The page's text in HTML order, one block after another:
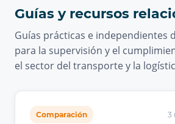
Guías y recursos
Guías prácticas e independientes
para la supervisión y el
el sector del transporte y la
Comparación 3